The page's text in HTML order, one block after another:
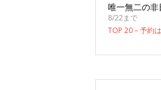
唯一無二の
8/22まで
TOP 20 – 予約